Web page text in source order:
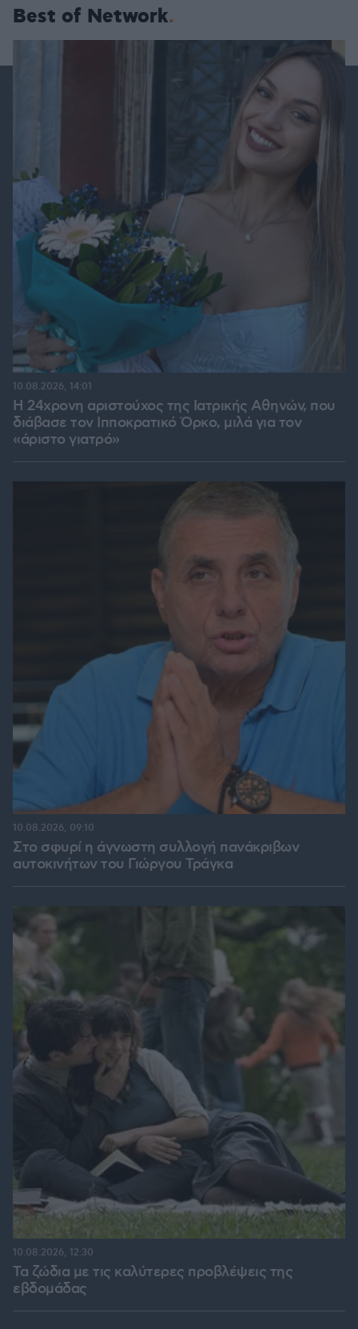
Best of Network
Η 24χρονη αριστούχος της Ιατρικής Αθηνών, που
διάβασε τον Ιπποκρατικό Όρκο, μιλά για τον
«άριστο γιατρό»
10.08.2026, 14:01
Στο σφυρί η άγνωστη συλλογή πανάκριβων
αυτοκινήτων του Γιώργου Τράγκα
10.08.2026, 09:10
Τα ζώδια με τις καλύτερες προβλέψεις της
εβδομάδας
10.08.2026, 12:30